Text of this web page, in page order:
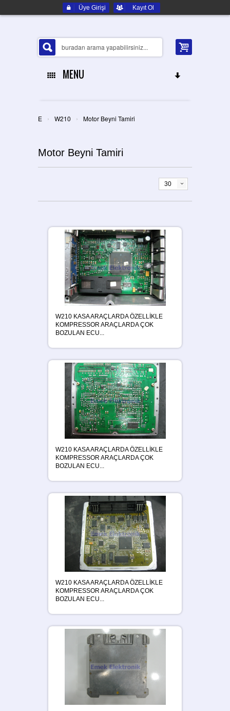
Üye Girişi Kayıt Ol
MENU
ELEKTRONIK YEDEK PARÇA
E › W210 › Motor Beyni Tamiri
Motor Beyni Tamiri
30
W210 KASA ARAÇLARDA ÖZELLİKLE
KOMPRESSOR ARAÇLARDA ÇOK
BOZULAN ECU...
W210 KASA ARAÇLARDA ÖZELLİKLE
KOMPRESSOR ARAÇLARDA ÇOK
BOZULAN ECU...
W210 KASA ARAÇLARDA ÖZELLİKLE
KOMPRESSOR ARAÇLARDA ÇOK
BOZULAN ECU...